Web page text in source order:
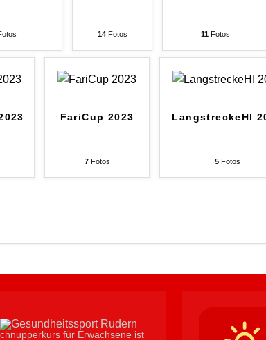
14Fotos 11 Fotos
FariCup 2023
7Fotos
LangstreckeHI
5 Fotos
für Erwachsene ist